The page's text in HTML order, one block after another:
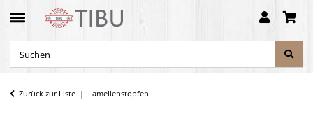
Zurück zur Liste Lamellenstopfen